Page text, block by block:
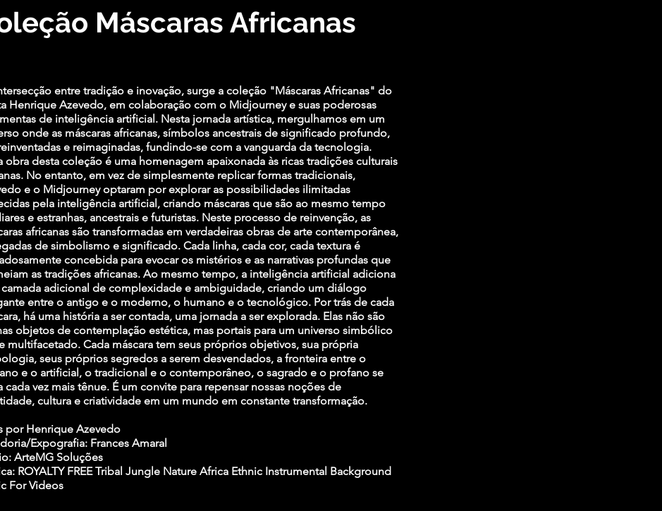
Máscaras Africanas
entre tradição e inovação, surge a coleção "Máscaras Africanas" do
Henrique Azevedo, em colaboração com o Midjourney e suas poderosas
de inteligência artificial. Nesta jornada artística, mergulhamos em um
onde as máscaras africanas, símbolos ancestrais de significado profundo,
e reimaginadas, fundindo-se com a vanguarda da tecnologia.
obra desta coleção é uma homenagem apaixonada às ricas tradições culturais
No entanto, em vez de simplesmente replicar formas tradicionais,
e o Midjourney optaram por explorar as possibilidades ilimitadas
pela inteligência artificial, criando máscaras que são ao mesmo tempo
e estranhas, ancestrais e futuristas. Neste processo de reinvenção, as
africanas são transformadas em verdadeiras obras de arte contemporânea,
de simbolismo e significado. Cada linha, cada cor, cada textura é
concebida para evocar os mistérios e as narrativas profundas que
as tradições africanas. Ao mesmo tempo, a inteligência artificial adiciona
camada adicional de complexidade e ambiguidade, criando um diálogo
entre o antigo e o moderno, o humano e o tecnológico. Por trás de cada
há uma história a ser contada, uma jornada a ser explorada. Elas não são
objetos de contemplação estética, mas portais para um universo simbólico
multifacetado. Cada máscara tem seus próprios objetivos, sua própria
seus próprios segredos a serem desvendados, a fronteira entre o
e o artificial, o tradicional e o contemporâneo, o sagrado e o profano se
cada vez mais tênue. É um convite para repensar nossas noções de
cultura e criatividade em um mundo em constante transformação.
por Henrique Azevedo
Expografia: Frances Amaral
ArteMG Soluções
ROYALTY FREE Tribal Jungle Nature Africa Ethnic Instrumental Background
For Videos